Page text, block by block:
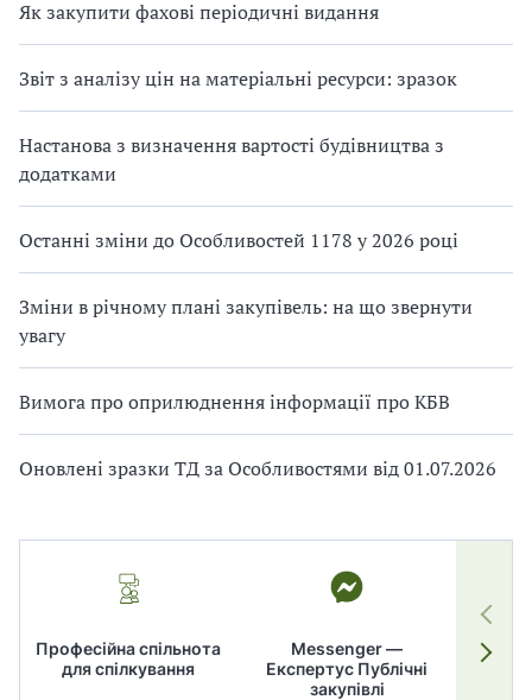
Як закупити фахові періодичні видання
Звіт з аналізу цін на матеріальні ресурси: зразок
Настанова з визначення вартості будівництва з
додатками
Останні зміни до Особливостей 1178 у 2026 році
Зміни в річному плані закупівель: на що звернути
увагу
Вимога про оприлюднення інформації про КБВ
Оновлені зразки ТД за Особливостями від 01.07.2026
Професійна спільнота
для спілкування
Messenger —
Експертус Публічні
закупівлі